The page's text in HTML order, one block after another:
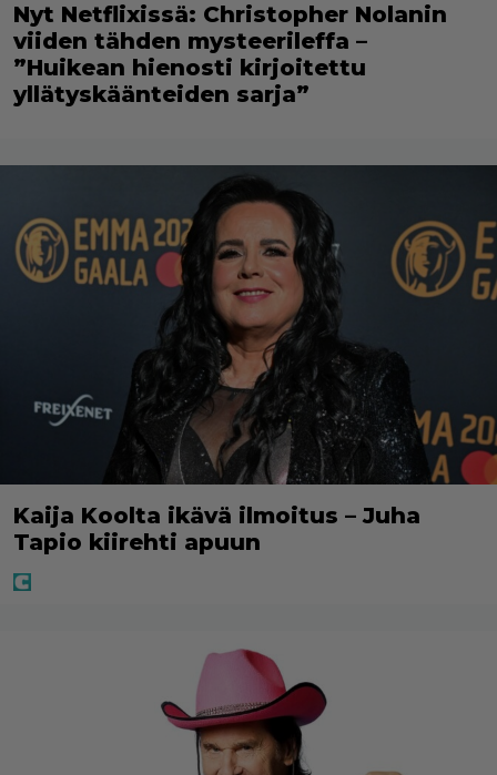
Nyt Netflixissä: Christopher Nolanin
viiden tähden mysteerileffa –
”Huikean hienosti kirjoitettu
yllätyskäänteiden sarja”
Kaija Koolta ikävä ilmoitus – Juha
Tapio kiirehti apuun